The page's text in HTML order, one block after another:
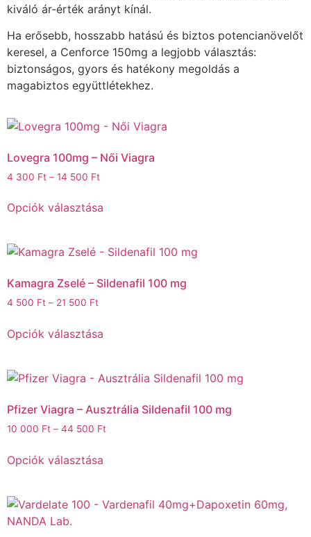
kiváló ár-érték arányt kínál.
Ha erősebb, hosszabb hatású és biztos potencianövelőt
keresel, a Cenforce 150mg a legjobb választás:
biztonságos, gyors és hatékony megoldás a
magabiztos együttlétekhez.
Lovegra 100mg – Női Viagra
4 300 Ft – 14 500 Ft
Opciók választása
Kamagra Zselé – Sildenafil 100 mg
4 500 Ft – 21 500 Ft
Opciók választása
Pfizer Viagra – Ausztrália Sildenafil 100 mg
10 000 Ft – 44 500 Ft
Opciók választása